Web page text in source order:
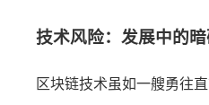
技术风险：发展中的
区块链技术虽如一艘勇往